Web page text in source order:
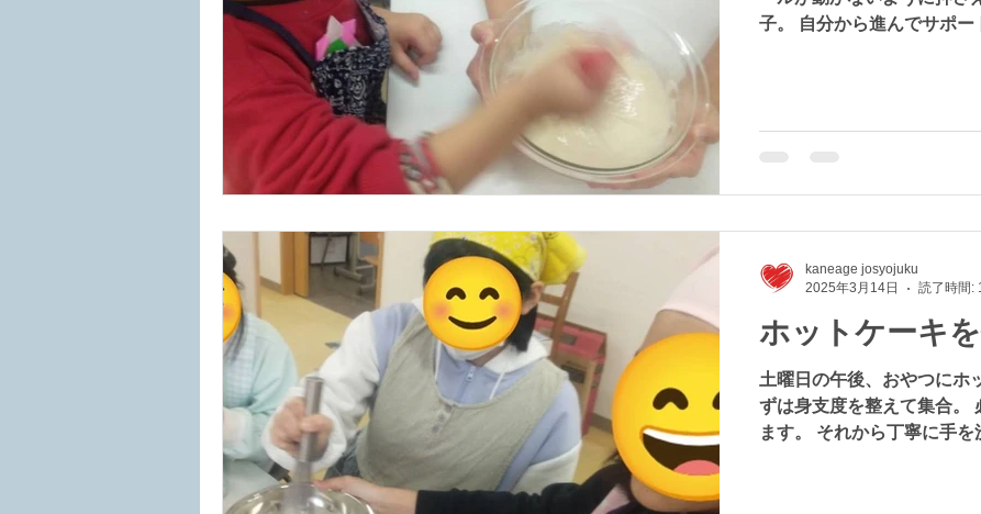
子。 自分から進んでサポ
ホットケーキ
土曜日の午後、おやつにホ
ずは身支度を整えて集合。
ます。 それから丁寧に手
kaneage josyojuku
2025年3月14日
読了時間: